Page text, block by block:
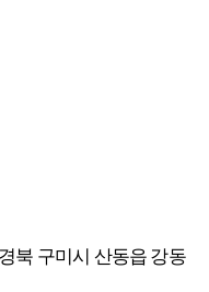
북 구미시 산동읍 강동